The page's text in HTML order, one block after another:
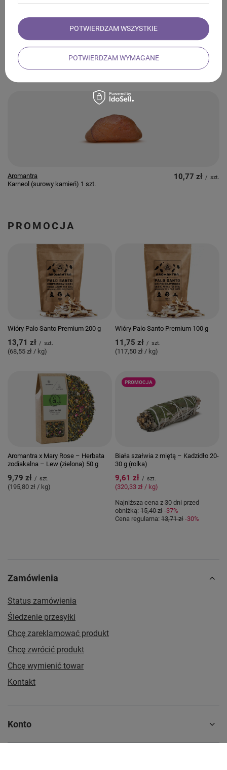
Aromantra
Jaspis czerwony (surowy kamień) 1
/
Aromantra
Karneol (surowy kamień) 1 szt.
10,77 zł / szt.
PROMOCJA
Wióry Palo Santo Premium 200 g
13,71 zł / szt.
(68,55 zł / kg)
Wióry Palo Santo Premium 100 g
11,75 zł / szt.
(117,50 zł / kg)
Aromantra x Mary Rose – Herbata
zodiakalna – Lew (zielona) 50 g
9,79 zł / szt.
(195,80 zł / kg)
PROMOCJA
Biała szałwia z miętą – Kadzidło 20-
30 g (rolka)
9,61 zł / szt.
(320,33 zł / kg)
Najniższa cena z 30 dni przed
obniżką: 15,40 zł -37%
Cena regularna: 13,71 zł -30%
Zamówienia
Status zamówienia
Śledzenie przesyłki
Chcę zareklamować produkt
Chcę zwrócić produkt
Chcę wymienić towar
Kontakt
Konto
POTWIERDZAM WYMAGANE
POTWIERDZAM WSZYSTKIE